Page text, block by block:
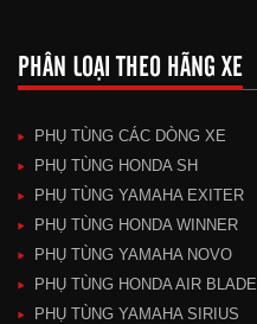
PHÂN LOẠI THEO HÃNG XE
PHỤ TÙNG CÁC DÒNG XE
PHỤ TÙNG HONDA SH
PHỤ TÙNG YAMAHA EXITER
PHỤ TÙNG HONDA WINNER
PHỤ TÙNG YAMAHA NOVO
PHỤ TÙNG HONDA AIR BLADE
PHỤ TÙNG YAMAHA SIRIUS